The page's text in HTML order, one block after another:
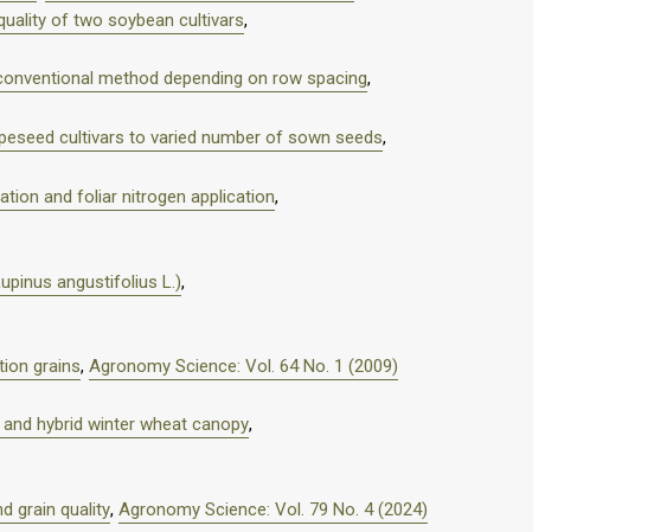
of two soybean cultivars,
method depending on row spacing,
cultivars to varied number of sown seeds,
and foliar nitrogen application,
angustifolius L.),
grains, Agronomy Science: Vol. 64 No. 1 (2009)
hybrid winter wheat canopy,
grain quality, Agronomy Science: Vol. 79 No. 4 (2024)